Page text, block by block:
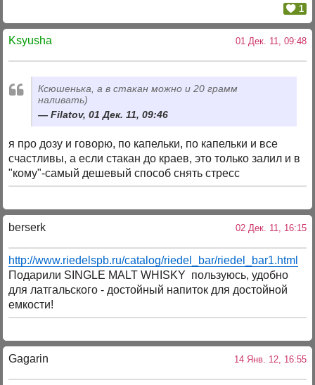
1
Ksyusha 01 Дек. 11, 09:48
Ксюшенька, а в стакан можно и 20 грамм
наливать)
Filatov, 01 Дек. 11, 09:46
я про дозу и говорю, по капельки, по капельки и все
счастливы, а если стакан до краев, это только залил и в
"кому"-самый дешевый способ снять стресс
berserk 02 Дек. 11, 16:15
http://www.riedelspb.ru/catalog/riedel_bar/riedel_bar1.html
Подарили SINGLE MALT WHISKY пользуюсь, удобно
для латгальского - достойный напиток для достойной
емкости!
Gagarin 14 Янв. 12, 16:55